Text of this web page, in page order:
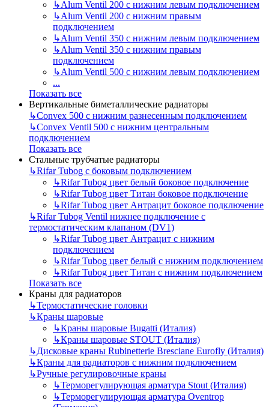
↳Alum Ventil 200 с нижним левым подключением
↳Alum Ventil 200 с нижним правым
подключением
↳Alum Ventil 350 с нижним левым подключением
↳Alum Ventil 350 с нижним правым
подключением
↳Alum Ventil 500 с нижним левым подключением
...
Показать все
Вертикальные биметаллические радиаторы
↳Convex 500 с нижним разнесенным подключением
↳Convex Ventil 500 с нижним центральным
подключением
Показать все
Стальные трубчатые радиаторы
↳Rifar Tubog с боковым подключением
↳Rifar Tubog цвет белый боковое подключение
↳Rifar Tubog цвет Титан боковое подключение
↳Rifar Tubog цвет Антрацит боковое подключение
↳Rifar Tubog Ventil нижнее подключение с
термостатическим клапаном (DV1)
↳Rifar Tubog цвет Антрацит с нижним
подключением
↳Rifar Tubog цвет белый с нижним подключением
↳Rifar Tubog цвет Титан с нижним подключением
Показать все
Краны для радиаторов
↳Термостатические головки
↳Краны шаровые
↳Краны шаровые Bugatti (Италия)
↳Краны шаровые STOUT (Италия)
↳Дисковые краны Rubinetterie Bresciane Eurofly (Италия)
↳Краны для радиаторов с нижним подключением
↳Ручные регулировочные краны
↳Терморегулирующая арматура Stout (Италия)
↳Терморегулирующая арматура Oventrop